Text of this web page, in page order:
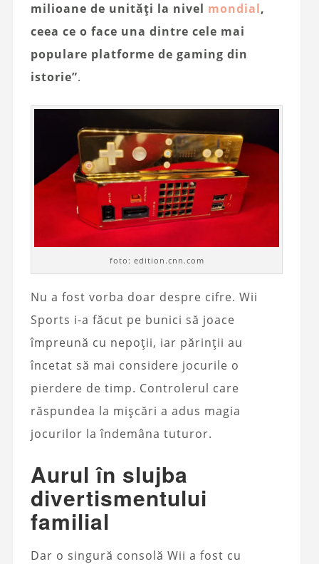
milioane de unități la nivel mondial,
ceea ce o face una dintre cele mai
populare platforme de gaming din
istorie”.
foto: edition.cnn.com
Nu a fost vorba doar despre cifre. Wii
Sports i-a făcut pe bunici să joace
împreună cu nepoții, iar părinții au
încetat să mai considere jocurile o
pierdere de timp. Controlerul care
răspundea la mișcări a adus magia
jocurilor la îndemâna tuturor.
Aurul în slujba
divertismentului
familial
Dar o singură consolă Wii a fost cu